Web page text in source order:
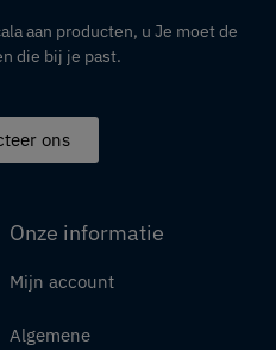
aan producten, u Je moet de
die bij je past.
ons
Onze informatie
Mijn account
Algemene